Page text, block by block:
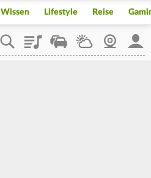
Wissen Lifestyle Reise
PlaylistStaupilotWetterWebcam